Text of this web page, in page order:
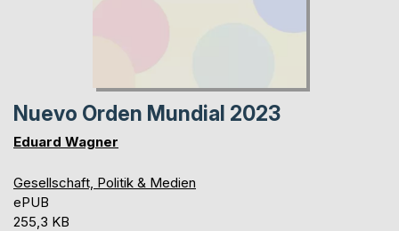
Nuevo Orden Mundial 2023
Eduard Wagner
Gesellschaft, Politik & Medien
ePUB
255,3 KB